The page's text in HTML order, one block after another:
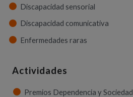
Discapacidad sensorial
Discapacidad comunicativa
Enfermedades raras
Actividades
Premios Dependencia y Sociedad